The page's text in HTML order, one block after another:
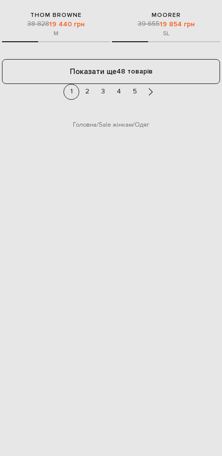
THOM BROWNE
38 82819 440 грн
M
MOORER
39 65519 854 грн
SL
Показати ще48 товарів
1 2 3 4 5
Головна Sale жінкам Одяг